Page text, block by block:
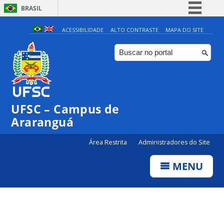
BRASIL
Simplifique!
Comunica BR
Participe
ACESSIBILIDADE ALTO CONTRASTE MAPA DO SITE
UFSC – Campus de
Araranguá
Área Restrita Administradores do Site
MENU